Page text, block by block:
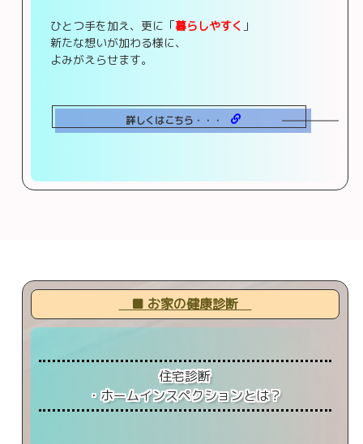
ひとつ手を加え、更に「暮らしやすく 」
新たな想いが加わる様に、
よみがえらせます。
詳しくはこちら・・・
■ お家の健康診断
住宅診断
・ホームインスペクションとは？